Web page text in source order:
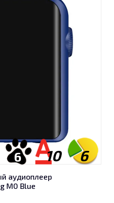
6
10
6
аудиоплеер
M0 Blue